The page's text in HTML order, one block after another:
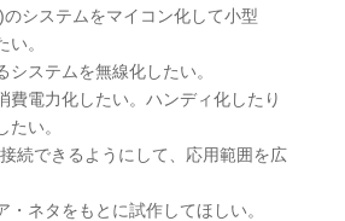
のシステムをマイコン化して小型
。
システムを無線化したい。
費電力化したい。ハンディ化したり
い。
続できるようにして、応用範囲を広
・ネタをもとに試作してほしい。